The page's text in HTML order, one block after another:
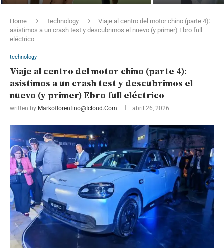
Home technology
Viaje al centro del motor chino (parte 4):
asistimos a un crash test y descubrimos el nuevo (y primer) Ebro full
eléctrico
technology
Viaje al centro del motor chino (parte 4):
asistimos a un crash test y descubrimos el
nuevo (y primer) Ebro full eléctrico
written by Markoflorentino@icloud.com abril 26, 2026